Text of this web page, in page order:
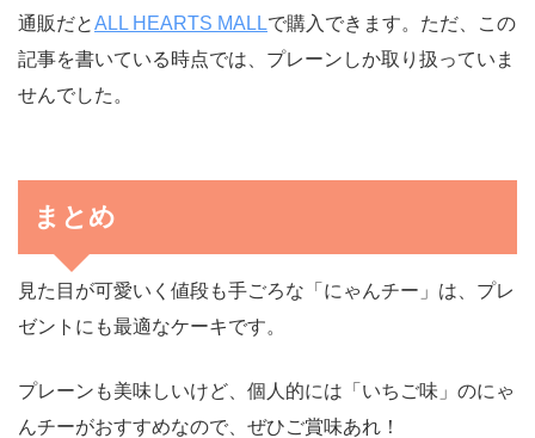
通販だとALL HEARTS MALLで購入できます。ただ、この
記事を書いている時点では、プレーンしか取り扱っていま
せんでした。
まとめ
見た目が可愛いく値段も手ごろな「にゃんチー」は、プレ
ゼントにも最適なケーキです。
プレーンも美味しいけど、個人的には「いちご味」のにゃ
んチーがおすすめなので、ぜひご賞味あれ！